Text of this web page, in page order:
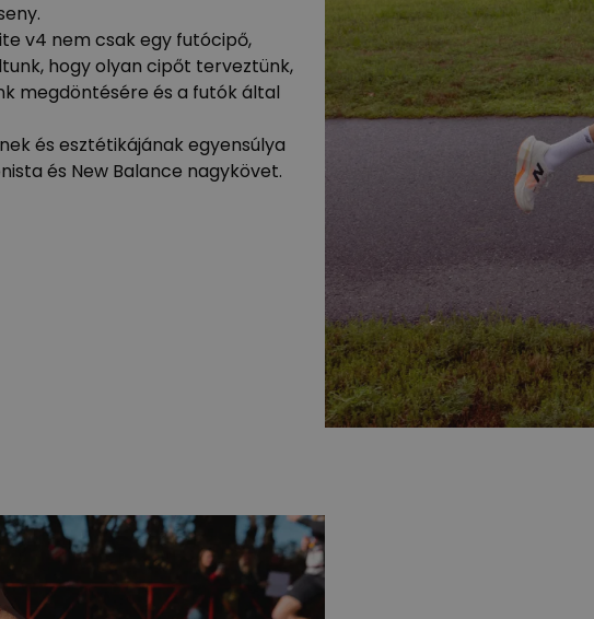
v4 nem csak egy futócipő,
hogy olyan cipőt terveztünk,
megdöntésére és a futók által
és esztétikájának egyensúlya
és New Balance nagykövet.